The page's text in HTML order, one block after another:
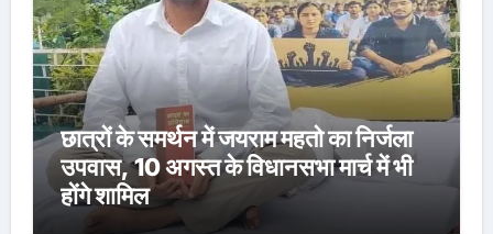
छात्रों के समर्थन में जयराम महतो का निर्जला
उपवास, 10 अगस्त के विधानसभा मार्च में भी
होंगे शामिल